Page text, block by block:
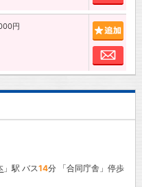
円
お
」駅 バス14分 「合同庁舎」停歩